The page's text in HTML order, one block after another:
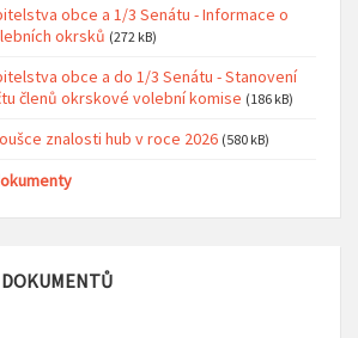
obce a 1/3 Senátu - Informace o
okrsků (272 kB)
obce a do 1/3 Senátu - Stanovení
členů okrskové volební komise (186 kB)
znalosti hub v roce 2026 (580 kB)